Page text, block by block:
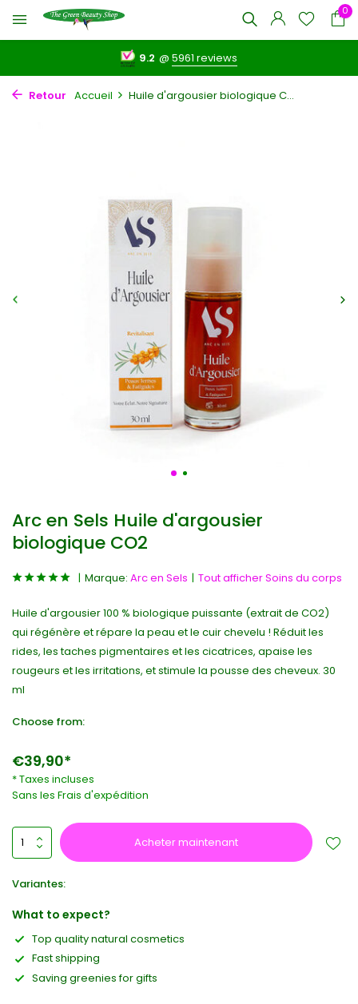
0
9.2 @5961 reviews
Retour Accueil Huile d'argousier biologique C...
Arc en Sels Huile d'argousier
biologique CO2
Marque: Arc en Sels Tout afficher Soins du corps
Huile d'argousier 100 % biologique puissante (extrait de CO2)
qui régénère et répare la peau et le cuir chevelu ! Réduit les
rides, les taches pigmentaires et les cicatrices, apaise les
rougeurs et les irritations, et stimule la pousse des cheveux. 30
ml
Choose from:
€39,90*
* Taxes incluses
Sans les Frais d'expédition
Acheter maintenant
Variantes:
What to expect?
Top quality natural cosmetics
Fast shipping
Saving greenies for gifts